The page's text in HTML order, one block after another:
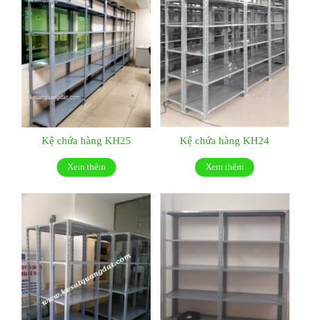
Kệ chứa hàng KH25
Xem thêm
Kệ chứa hàng KH24
Xem thêm